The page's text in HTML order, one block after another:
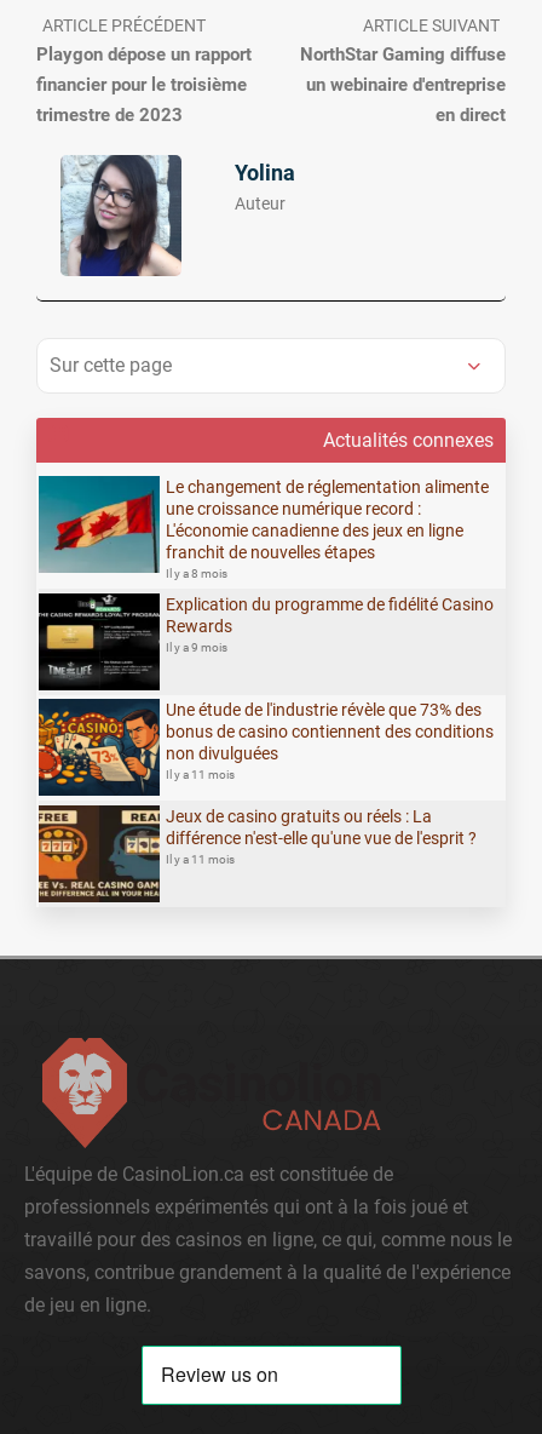
ARTICLE PRÉCÉDENT
Playgon dépose un rapport
financier pour le troisième
trimestre de 2023
ARTICLE SUIVANT
NorthStar Gaming diffuse
un webinaire d'entreprise
en direct
Yolina
Auteur
Sur cette page
Actualités connexes
Le changement de réglementation alimente
une croissance numérique record :
L'économie canadienne des jeux en ligne
franchit de nouvelles étapes
Il y a 8 mois
Explication du programme de fidélité Casino
Rewards
Il y a 9 mois
Une étude de l'industrie révèle que 73% des
bonus de casino contiennent des conditions
non divulguées
Il y a 11 mois
Jeux de casino gratuits ou réels : La
différence n'est-elle qu'une vue de l'esprit ?
Il y a 11 mois
L'équipe de CasinoLion.ca est constituée de
professionnels expérimentés qui ont à la fois joué et
travaillé pour des casinos en ligne, ce qui, comme nous le
savons, contribue grandement à la qualité de l'expérience
de jeu en ligne.